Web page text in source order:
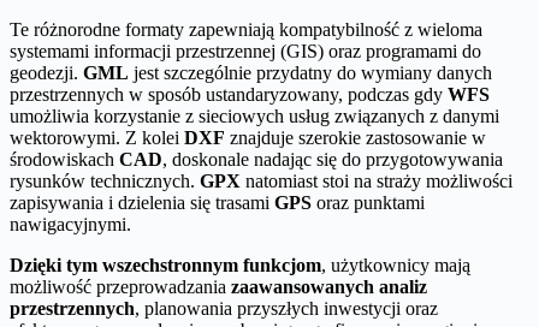
Te różnorodne formaty zapewniają kompatybilność z wieloma
systemami informacji przestrzennej (GIS) oraz programami do
geodezji. GML jest szczególnie przydatny do wymiany danych
przestrzennych w sposób ustandaryzowany, podczas gdy WFS
umożliwia korzystanie z sieciowych usług związanych z danymi
wektorowymi. Z kolei DXF znajduje szerokie zastosowanie w
środowiskach CAD, doskonale nadając się do przygotowywania
rysunków technicznych. GPX natomiast stoi na straży możliwości
zapisywania i dzielenia się trasami GPS oraz punktami
nawigacyjnymi.
Dzięki tym wszechstronnym funkcjom, użytkownicy mają
możliwość przeprowadzania zaawansowanych analiz
przestrzennych, planowania przyszłych inwestycji oraz